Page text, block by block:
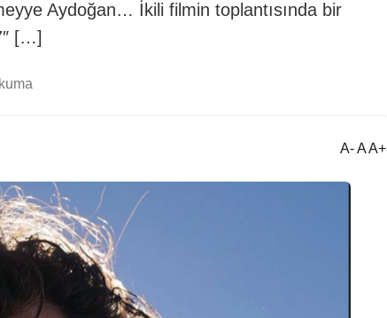
Aydoğan… İkili filmin toplantısında bir
[…]
A- A A+